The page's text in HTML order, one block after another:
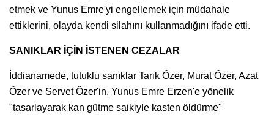
etmek ve Yunus Emre'yi engellemek için müdahale
ettiklerini, olayda kendi silahını kullanmadığını ifade etti.
SANIKLAR İÇİN İSTENEN CEZALAR
İddianamede, tutuklu sanıklar Tarık Özer, Murat Özer, Azat
Özer ve Servet Özer'in, Yunus Emre Erzen'e yönelik
"tasarlayarak kan gütme saikiyle kasten öldürme"